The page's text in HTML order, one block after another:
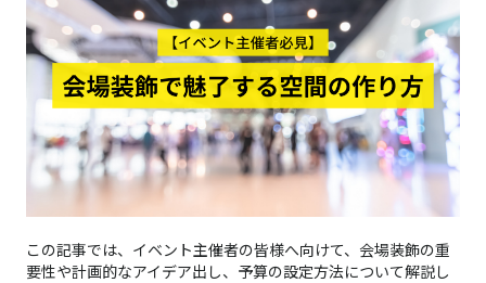
この記事では、イベント主催者の皆様へ向けて、会場装飾の重
要性や計画的なアイデア出し、予算の設定方法について解説し